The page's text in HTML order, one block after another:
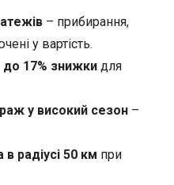
– прибирання,
у вартість.
до 17% знижки для
у високий сезон –
радіусі 50 км при